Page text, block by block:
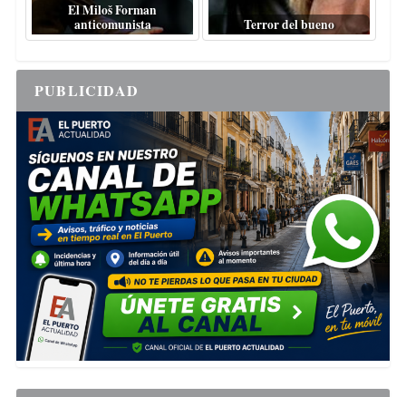
El Miloš Forman
anticomunista
Terror del bueno
PUBLICIDAD